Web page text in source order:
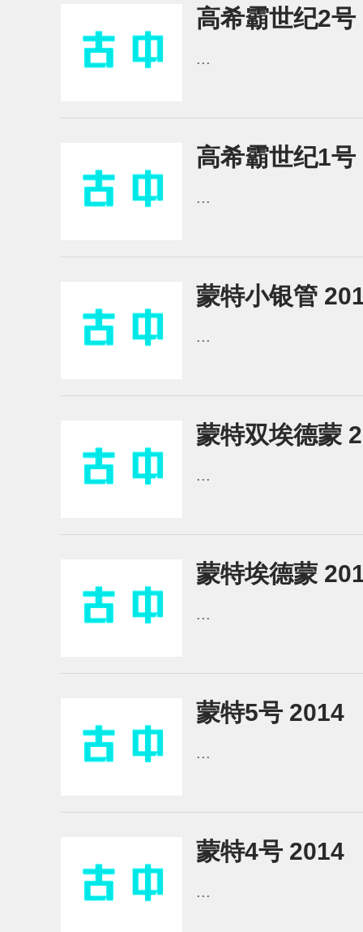
高希霸世纪2号
...
高希霸世纪1号
...
蒙特小银管
...
蒙特双埃德蒙
...
蒙特埃德蒙
...
蒙特5号 2014
...
蒙特4号 2014
...